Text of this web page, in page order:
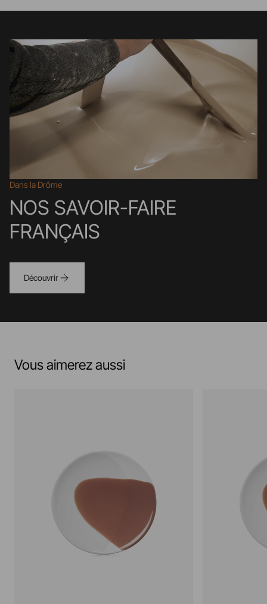
Dans la Drôme
NOS SAVOIR-FAIRE
FRANÇAIS
Découvrir
Vous aimerez aussi